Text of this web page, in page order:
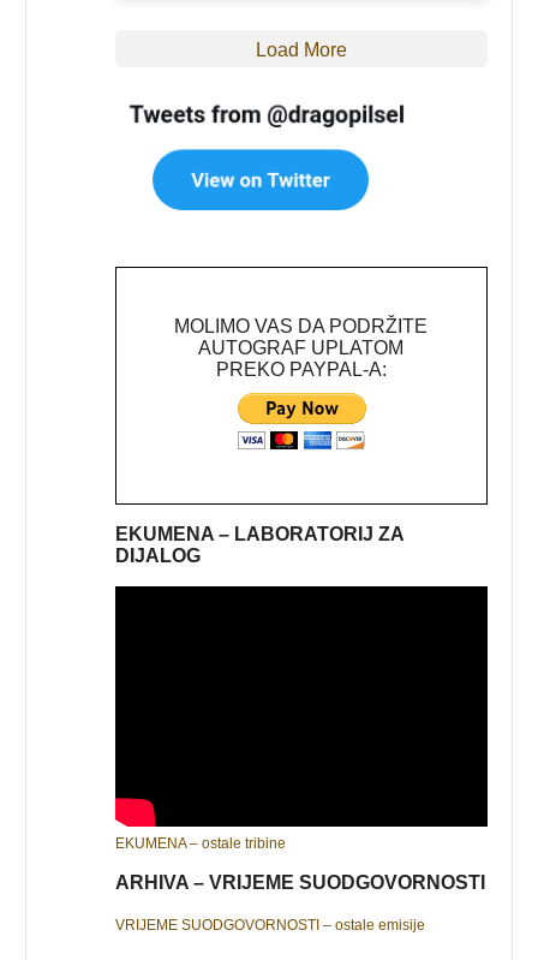
Load More
MOLIMO VAS DA PODRŽITE
AUTOGRAF UPLATOM
PREKO PAYPAL-A:
EKUMENA – LABORATORIJ ZA
DIJALOG
EKUMENA – ostale tribine
ARHIVA – VRIJEME SUODGOVORNOSTI
VRIJEME SUODGOVORNOSTI – ostale emisije